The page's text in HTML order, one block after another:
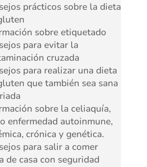
prácticos sobre la dieta
sobre etiquetado
para evitar la
cruzada
para realizar una dieta
que también sea sana
sobre la celiaquía,
enfermedad autoinmune,
crónica y genética.
para salir a comer
de casa con seguridad